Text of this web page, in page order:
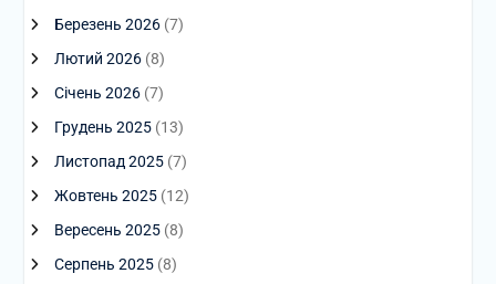
Березень 2026(7)
Лютий 2026(8)
Січень 2026(7)
Грудень 2025(13)
Листопад 2025(7)
Жовтень 2025(12)
Вересень 2025(8)
Серпень 2025(8)